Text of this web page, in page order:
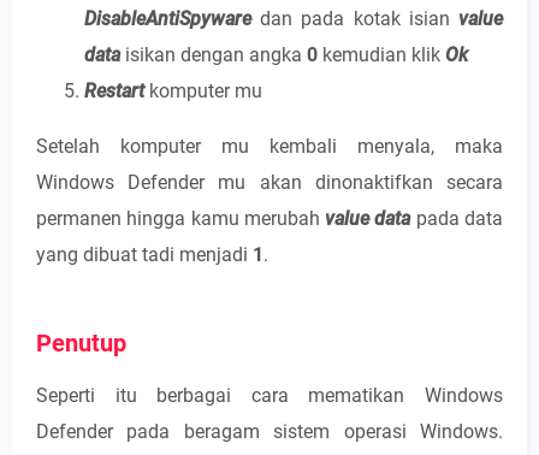
DisableAntiSpywaredan pada kotak isian value
dataisikan dengan angka 0 kemudian klik Ok
Restartkomputer mu
Setelah komputer mu kembali menyala, maka
Windows Defender mu akan dinonaktifkan secara
permanen hingga kamu merubahvalue datapada data
yang dibuat tadi menjadi 1.
Penutup
Seperti itu berbagai cara mematikan Windows
Defender pada beragam sistem operasi Windows.